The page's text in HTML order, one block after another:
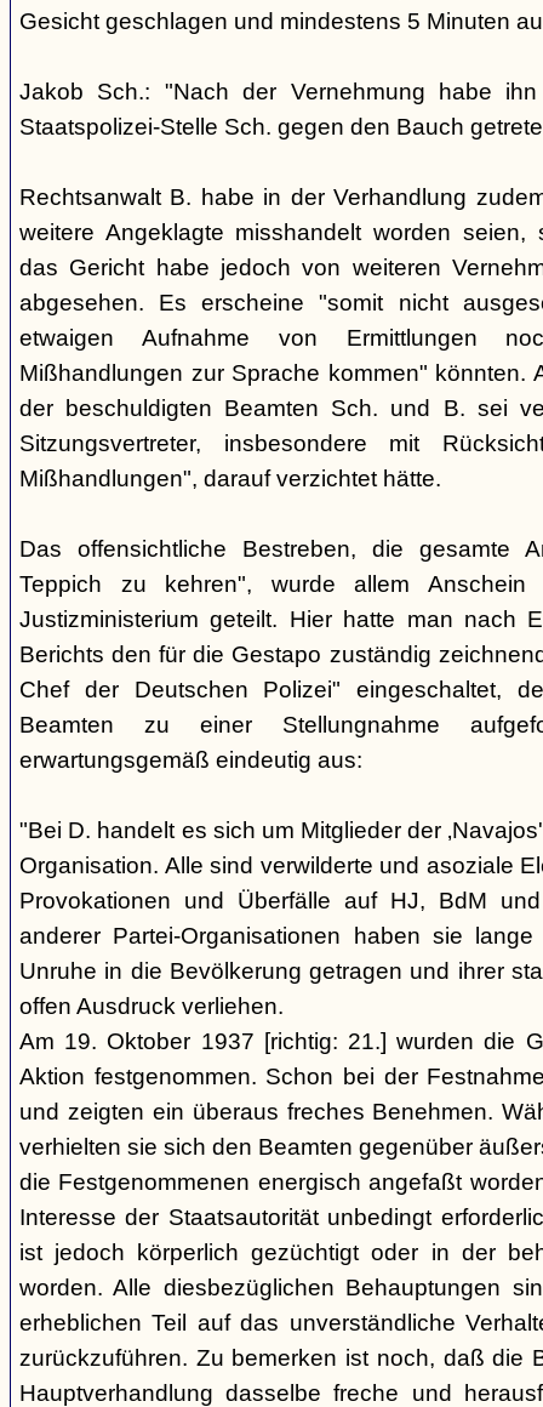
Gesicht geschlagen und mindestens 5 Minuten
Jakob Sch.: "Nach der Vernehmung habe
Staatspolizei-Stelle Sch. gegen den Bauch
Rechtsanwalt B. habe in der Verhandlung
weitere Angeklagte misshandelt worden seien,
das Gericht habe jedoch von weiteren
abgesehen. Es erscheine "somit nicht
etwaigen Aufnahme von Ermittlungen
Mißhandlungen zur Sprache kommen" könnten.
der beschuldigten Beamten Sch. und B. sei
Sitzungsvertreter, insbesondere mit
Mißhandlungen", darauf verzichtet hätte.
Das offensichtliche Bestreben, die gesamte
Teppich zu kehren", wurde allem
Justizministerium geteilt. Hier hatte man nach
Berichts den für die Gestapo zuständig
Chef der Deutschen Polizei" eingeschaltet,
Beamten zu einer Stellungnahme
erwartungsgemäß eindeutig aus:
"Bei D. handelt es sich um Mitglieder der
Organisation. Alle sind verwilderte und asoziale
Provokationen und Überfälle auf HJ, BdM
anderer Partei-Organisationen haben sie
Unruhe in die Bevölkerung getragen und ihrer
offen Ausdruck verliehen.
Am 19. Oktober 1937 [richtig: 21.] wurden die
Aktion festgenommen. Schon bei der
und zeigten ein überaus freches Benehmen.
verhielten sie sich den Beamten gegenüber
die Festgenommenen energisch angefaßt
Interesse der Staatsautorität unbedingt
ist jedoch körperlich gezüchtigt oder in der
worden. Alle diesbezüglichen Behauptungen
erheblichen Teil auf das unverständliche
zurückzuführen. Zu bemerken ist noch, daß die
Hauptverhandlung dasselbe freche und